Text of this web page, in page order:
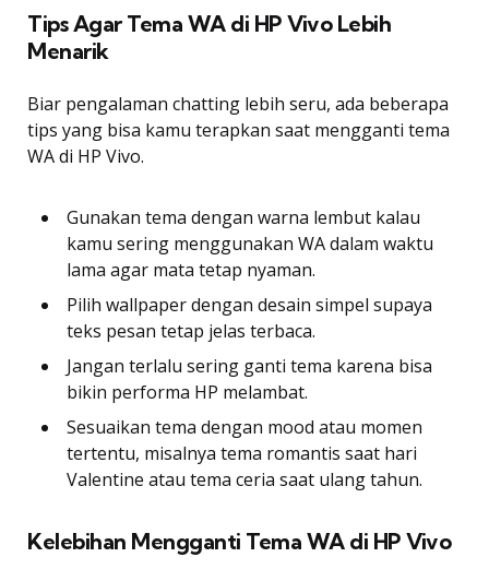
Tips Agar Tema WA di HP Vivo Lebih
Menarik
Biar pengalaman chatting lebih seru, ada beberapa
tips yang bisa kamu terapkan saat mengganti tema
WA di HP Vivo.
Gunakan tema dengan warna lembut kalau
kamu sering menggunakan WA dalam waktu
lama agar mata tetap nyaman.
Pilih wallpaper dengan desain simpel supaya
teks pesan tetap jelas terbaca.
Jangan terlalu sering ganti tema karena bisa
bikin performa HP melambat.
Sesuaikan tema dengan mood atau momen
tertentu, misalnya tema romantis saat hari
Valentine atau tema ceria saat ulang tahun.
Kelebihan Mengganti Tema WA di HP Vivo